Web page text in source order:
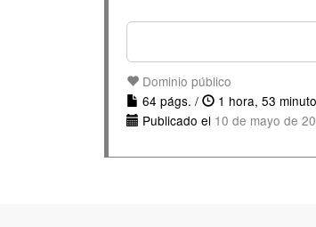
Dominio público
64 págs. /
1 hora, 53
Publicado el 10 de mayo de